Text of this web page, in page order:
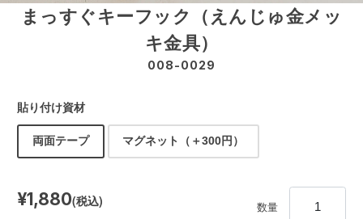
まっすぐキーフック（えんじゅ金メッ
キ金具）
008-0029
貼り付け資材
両面テープ マグネット（＋300円）
¥1,880(税込) 数量